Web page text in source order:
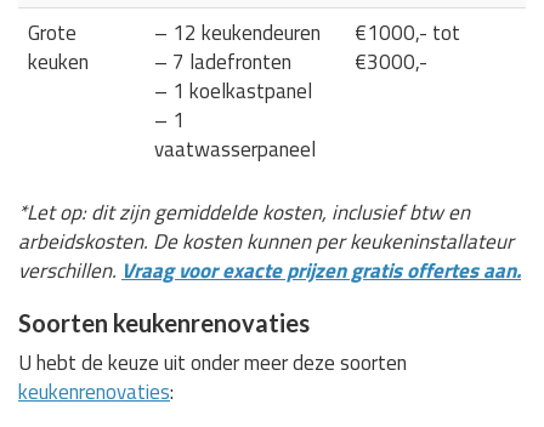
Grote
keuken
– 12 keukendeuren
– 7 ladefronten
– 1 koelkastpanel
– 1
vaatwasserpaneel
€1000,- tot
€3000,-
*Let op: dit zijn gemiddelde kosten, inclusief btw en
arbeidskosten. De kosten kunnen per keukeninstallateur
verschillen. Vraag voor exacte prijzen gratis offertes aan.
Soorten keukenrenovaties
U hebt de keuze uit onder meer deze soorten
keukenrenovaties: